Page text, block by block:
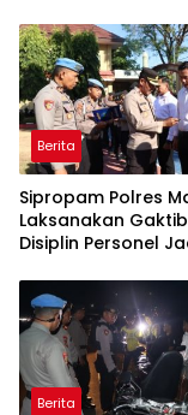
Cikeusik-Simpang
Berita
Sipropam Polres
Laksanakan
Disiplin Personel
Berita